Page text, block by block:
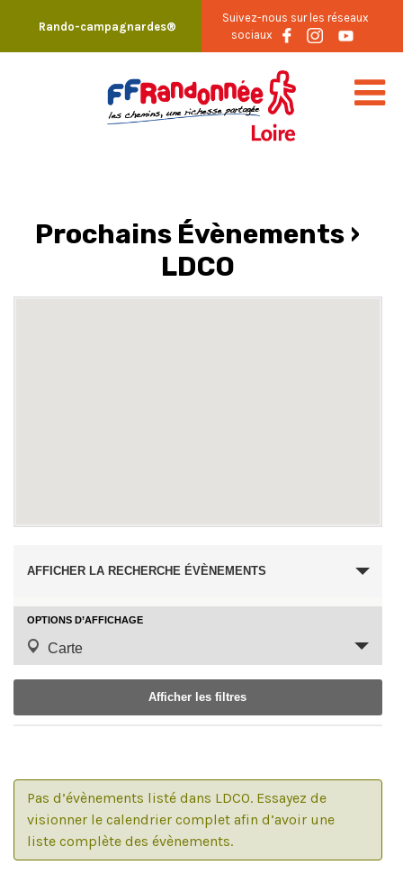
content
Rando-campagnardes®
Suivez-nous sur les réseaux
sociaux
Prochains Évènements ›
LDCO
Recherche
navigation
de
AFFICHER LA RECHERCHE ÉVÈNEMENTS
Navigation
de
vues
Évènement
OPTIONS D’AFFICHAGE
Carte
Afficher les filtres
the
form
controls
will
dynamically
Pas d’évènements listé dans LDCO. Essayez de
visionner le calendrier complet afin d’avoir une
liste complète des évènements.